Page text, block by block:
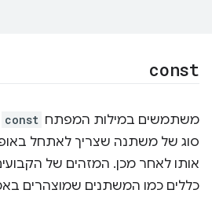
const
משתמשים במילות המפתח const
סוג של משתנה שצריך לאתחל באופן
אותו לאחר מכן. המזהים של
כללים כמו המשתנים שמוצהרים